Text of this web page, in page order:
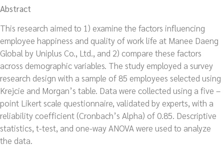
Abstract
This research aimed to 1) examine the factors influencing
employee happiness and quality of work life at Manee Daeng
Global by Uniplus Co., Ltd., and 2) compare these factors
across demographic variables. The study employed a survey
research design with a sample of 85 employees selected using
Krejcie and Morgan’s table. Data were collected using a five –
point Likert scale questionnaire, validated by experts, with a
reliability coefficient (Cronbach’s Alpha) of 0.85. Descriptive
statistics, t-test, and one-way ANOVA were used to analyze
the data.